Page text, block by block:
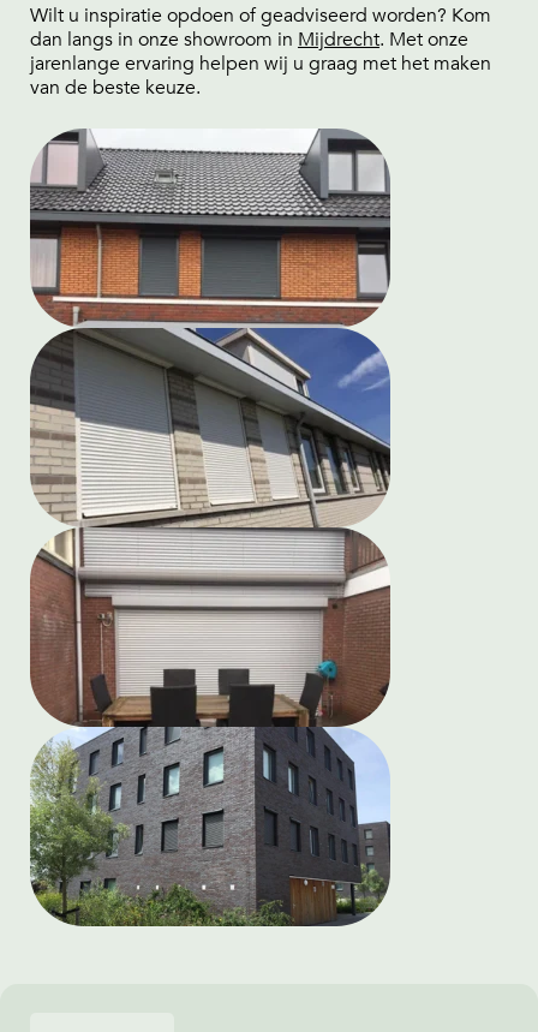
Wilt u inspiratie opdoen of geadviseerd worden? Kom
dan langs in onze showroom in Mijdrecht. Met onze
jarenlange ervaring helpen wij u graag met het maken
van de beste keuze.